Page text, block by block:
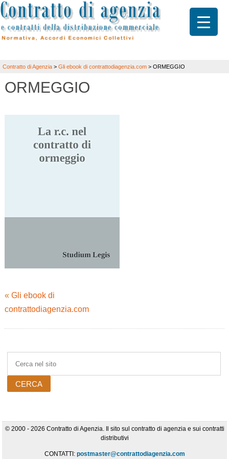
Contratto di Agenzia > Gli ebook di contrattodiagenzia.com > ORMEGGIO
ORMEGGIO
« Gli ebook di
contrattodiagenzia.com
© 2000 - 2026 Contratto di Agenzia. Il sito sul contratto di agenzia e sui contratti
distributivi
CONTATTI: postmaster@contrattodiagenzia.com